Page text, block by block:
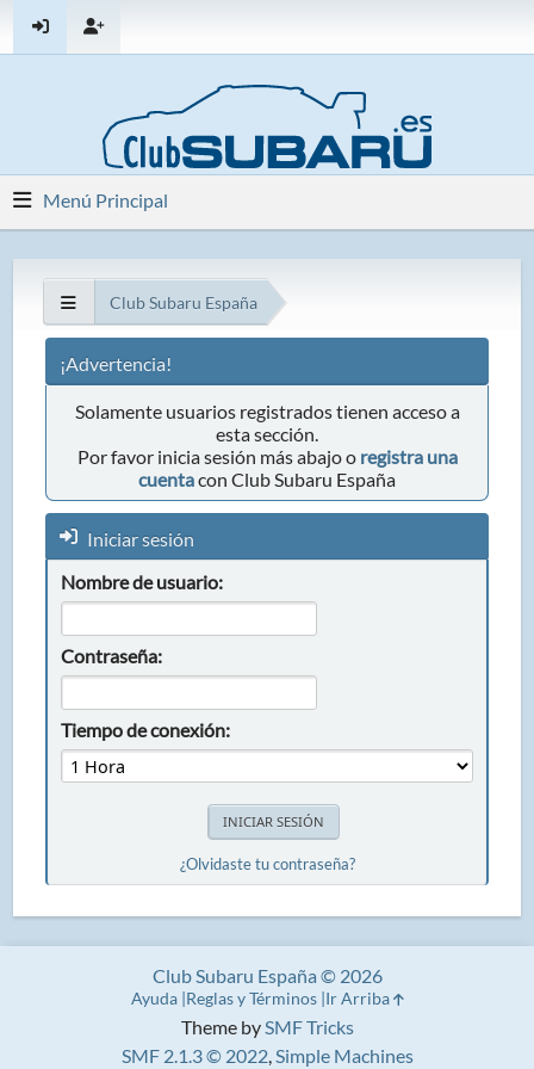
Menú Principal
Club Subaru España
¡Advertencia!
Solamente usuarios registrados tienen acceso a
esta sección.
Por favor inicia sesión más abajo o registra una
cuentacon Club Subaru España
Iniciar sesión
Nombre de usuario:
Contraseña:
Tiempo de conexión:
¿Olvidaste tu contraseña?
Theme bySMF Tricks
SMF 2.1.3 © 2022,Simple Machines
Club Subaru España © 2026
Ayuda Reglas y Términos Ir Arriba